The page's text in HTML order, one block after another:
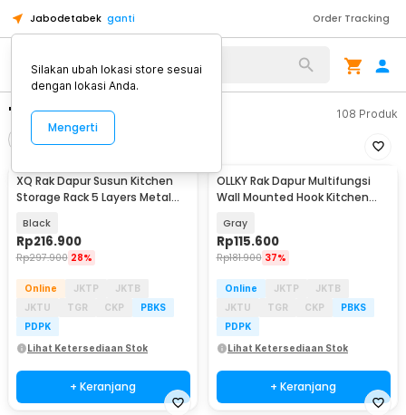
Jabodetabek ganti Order Tracking
"rak dapur" 108 Produk
Urutkan
XQ Rak Dapur Susun Kitchen
Storage Rack 5 Layers Metal
Black
Rp216.900
Rp297.900 28%
Online JKTP
JKTB
JKTU
TGR CKP
PBKS
PDPK
Lihat Ketersediaan Stok
+ Keranjang
OLLKY Rak Dapur Multifungsi
Wall Mounted Hook Kitchen
Gray
Rp115.600
Rp181.900 37%
Online JKTP
JKTB
JKTU
TGR CKP
PBKS
PDPK
Lihat Ketersediaan Stok
+ Keranjang
Silakan ubah lokasi store sesuai
dengan lokasi Anda.
Mengerti